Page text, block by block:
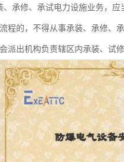
承修、承试电力设施业务，
程的，不得从事承装、承修、
派出机构负责辖区内承装、试